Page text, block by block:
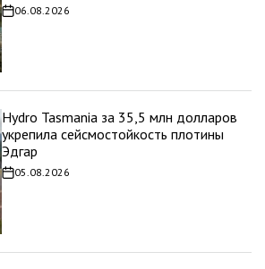
Дата
записи
06.08.2026
Hydro Tasmania за 35,5 млн долларов
укрепила сейсмостойкость плотины
Эдгар
Дата
записи
05.08.2026